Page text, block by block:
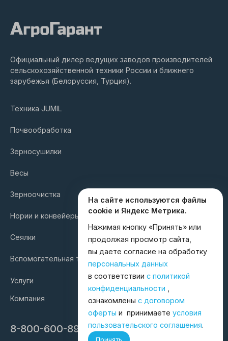
Официальный дилер ведущих заводов производителей
сельскохозяйственной техники России и ближнего
зарубежья (Белоруссия, Турция).
Техника JUMIL
Почвообработка
Зерносушилки
Весы
Зерноочистка
Нории и конвейеры
Сеялки
Вспомогательная техника
Услуги
Компания
8-800-600-8998
На сайте используются файлы
cookie и Яндекс Метрика.
Нажимая кнопку «Принять» или
продолжая просмотр сайта,
вы даете согласие на обработку
персональных данных
в соответствии с политикой
конфиденциальности
ознакомлены с договором
оферты и принимаете условия
пользовательского соглашения.
Принять